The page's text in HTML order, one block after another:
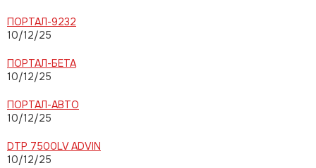
ПОРТАЛ-9232
10/12/25
ПОРТАЛ-БЕТА
10/12/25
ПОРТАЛ-АВТО
10/12/25
DTP 7500LV ADVIN
10/12/25